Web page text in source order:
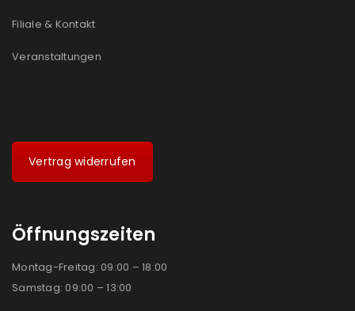
Filiale & Kontakt
Veranstaltungen
Vertrag widerrufen
Öffnungszeiten
Montag-Freitag: 09:00 – 18:00
Samstag: 09:00 – 13:00